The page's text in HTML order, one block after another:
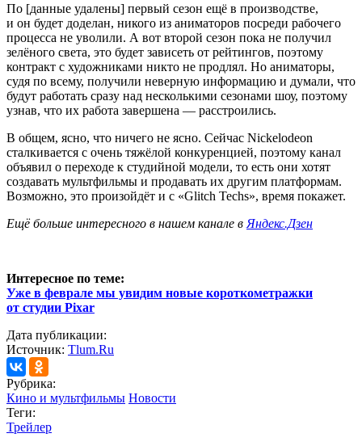
По [данные удалены] первый сезон ещё в производстве,
и он будет доделан, никого из аниматоров посреди рабочего
процесса не уволили. А вот второй сезон пока не получил
зелёного света, это будет зависеть от рейтингов, поэтому
контракт с художниками никто не продлял. Но аниматоры,
судя по всему, получили неверную информацию и думали, что
будут работать сразу над несколькими сезонами шоу, поэтому
узнав, что их работа завершена — расстроились.
В общем, ясно, что ничего не ясно. Сейчас Nickelodeon
сталкивается с очень тяжёлой конкуренцией, поэтому канал
объявил о переходе к студийной модели, то есть они хотят
создавать мультфильмы и продавать их другим платформам.
Возможно, это произойдёт и с «Glitch Techs», время покажет.
Ещё больше интересного в нашем канале в Яндекс.Дзен
Интересное по теме:
Уже в феврале мы увидим новые короткометражки
от студии Pixar
Дата публикации:
Источник: Tlum.Ru
Рубрика:
Кино и мультфильмы Новости
Теги:
Трейлер